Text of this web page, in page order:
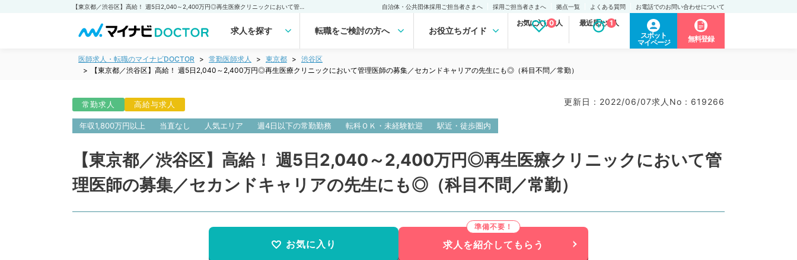
自治体・公共団体採用ご担当者さまへ 採用ご担当者さまへ 拠点一覧 よくある質問 お電話でのお問い合わせについて
求人を探す 転職をご検討の方へ お役立ちガイド
お気に入り求人
0 最近見た求人
1
スポット
マイページ
無料登録
医師求人・転職のマイナビDOCTOR 常勤医師求人 東京都
渋谷区
【東京都／渋谷区】高給！ 週5日2,040～2,400万円◎再生医療クリニックにおいて管理医師の募集／セカンドキャリアの先生にも◎（科目不問／常勤）
常勤求人 高給与求人 更新日 : 2022/06/07求人No : 619266
年収1,800万円以上 当直なし 人気エリア 週4日以下の常勤勤務 転科ＯＫ・未経験歓迎 駅近・徒歩圏内
【東京都／渋谷区】高給！ 週5日2,040～2,400万円◎再生医療クリニックにおいて管
理医師の募集／セカンドキャリアの先生にも◎（科目不問／常勤）
お気に入り 求人を紹介してもらう